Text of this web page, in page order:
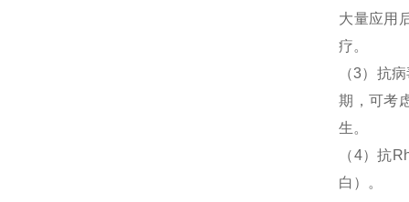
大量应用
疗。
（3）抗
期，可考
生。
（4）抗
白）。